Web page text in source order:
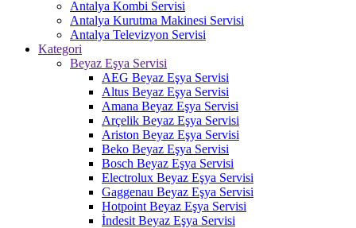
Antalya Kombi Servisi
Antalya Kurutma Makinesi Servisi
Antalya Televizyon Servisi
Kategori
Beyaz Eşya Servisi
AEG Beyaz Eşya Servisi
Altus Beyaz Eşya Servisi
Amana Beyaz Eşya Servisi
Arçelik Beyaz Eşya Servisi
Ariston Beyaz Eşya Servisi
Beko Beyaz Eşya Servisi
Bosch Beyaz Eşya Servisi
Electrolux Beyaz Eşya Servisi
Gaggenau Beyaz Eşya Servisi
Hotpoint Beyaz Eşya Servisi
İndesit Beyaz Eşya Servisi